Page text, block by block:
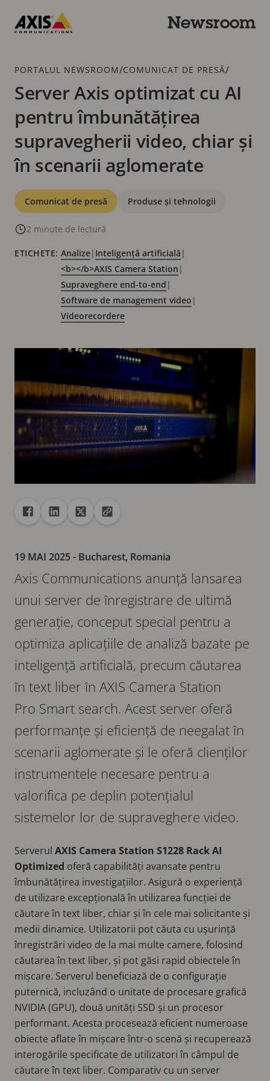
conținutul
Newsroom
Urme
PORTALUL NEWSROOM/COMUNICAT DE PRESĂ/
Server Axis optimizat cu AI
pentru îmbunătățirea
supravegherii video, chiar și
în scenarii aglomerate
Categorii
Comunicat de presă Produse și tehnologii
2 minute de lectură
ETICHETE: Analize| Inteligență artificială |
<b> </b> AXIS Camera Station |
Supraveghere end-to-end |
Software de management video |
Videorecordere
Distribuire
Distribuire pe Facebook
Distribuire pe Linkedin
Distribuire pe X
Copiați adresa URL pe clipboard
19 MAI 2025- Bucharest, Romania
Axis Communications anunță lansarea
unui server de înregistrare de ultimă
generație, conceput special pentru a
optimiza aplicațiile de analiză bazate pe
inteligență artificială, precum căutarea
în text liber în AXIS Camera Station
Pro Smart search. Acest server oferă
performanțe și eficiență de neegalat în
scenarii aglomerate și le oferă clienților
instrumentele necesare pentru a
valorifica pe deplin potențialul
sistemelor lor de supraveghere video.
Serverul AXIS Camera Station S1228 Rack AI
Optimized oferă capabilități avansate pentru
îmbunătățirea investigațiilor. Asigură o experiență
de utilizare excepțională în utilizarea funcției de
căutare în text liber, chiar și în cele mai solicitante și
medii dinamice. Utilizatorii pot căuta cu ușurință
înregistrări video de la mai multe camere, folosind
căutarea în text liber, și pot găsi rapid obiectele în
mișcare. Serverul beneficiază de o configurație
puternică, incluzând o unitate de procesare grafică
NVIDIA (GPU), două unități SSD și un procesor
performant. Acesta procesează eficient numeroase
obiecte aflate în mișcare într-o scenă și recuperează
interogările specificate de utilizatori în câmpul de
căutare în text liber. Comparativ cu un server